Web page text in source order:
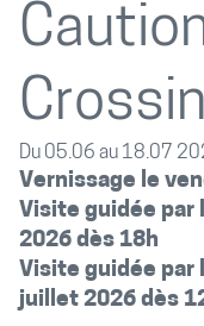
Du 05.06 au 18.07
Vernissage le
Visite guidée
2026 dès 18h
Visite guidée par
juillet 2026 dès